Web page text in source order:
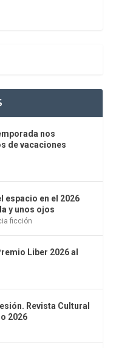
nos
de vacaciones
espacio en el 2026
y unos ojos
ficción
Liber 2026 al
Revista Cultural
2026